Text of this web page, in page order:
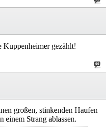
Kuppenheimer gezählt!
großen, stinkenden Haufen
einem Strang ablassen.